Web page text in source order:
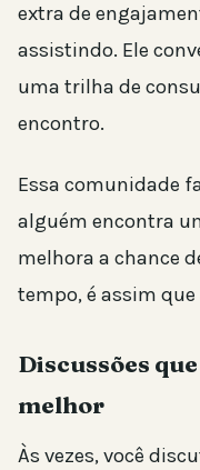
extra de
assistindo. Ele
uma trilha de
encontro.
Essa comunidade
alguém encontra
melhora a chance
tempo, é assim que
Discussões
melhor
Às vezes, você